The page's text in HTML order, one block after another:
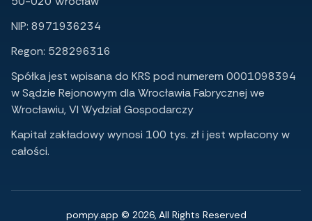
NIP: 8971936234
Regon: 528296316
Spółka jest wpisana do KRS pod numerem 0001098394
w Sądzie Rejonowym dla Wrocławia Fabrycznej we
Wrocławiu, VI Wydział Gospodarczy
Kapitał zakładowy wynosi 100 tys. zł i jest wpłacony w
całości.
pompy.app © 2026, All Rights Reserved